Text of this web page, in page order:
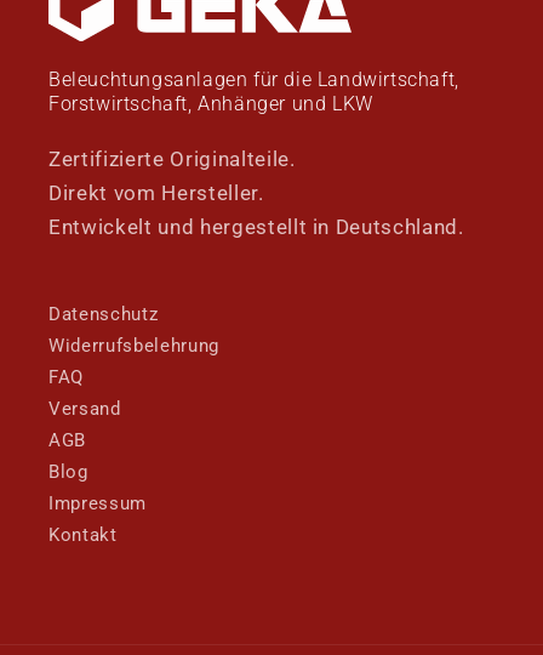
Beleuchtungsanlagen für die Landwirtschaft,
Forstwirtschaft, Anhänger und LKW
Zertifizierte Originalteile.
Direkt vom Hersteller.
Entwickelt und hergestellt in Deutschland.
Datenschutz
Widerrufsbelehrung
FAQ
Versand
AGB
Blog
Impressum
Kontakt